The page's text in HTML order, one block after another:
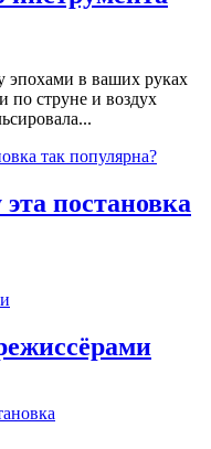
эпохами в ваших руках
по струне и воздух
постановка